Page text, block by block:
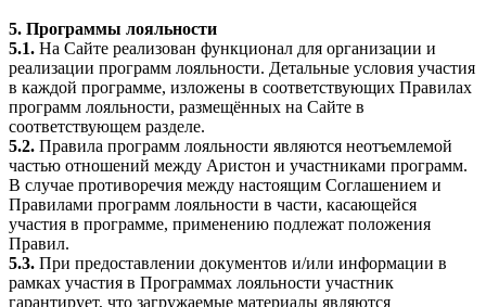
5. Программы лояльности
5.1. На Сайте реализован функционал для организации и
реализации программ лояльности. Детальные условия участия
в каждой программе, изложены в соответствующих Правилах
программ лояльности, размещённых на Сайте в
соответствующем разделе.
5.2. Правила программ лояльности являются неотъемлемой
частью отношений между Аристон и участниками программ.
В случае противоречия между настоящим Соглашением и
Правилами программ лояльности в части, касающейся
участия в программе, применению подлежат положения
Правил.
5.3. При предоставлении документов и/или информации в
рамках участия в Программах лояльности участник
гарантирует, что загружаемые материалы являются